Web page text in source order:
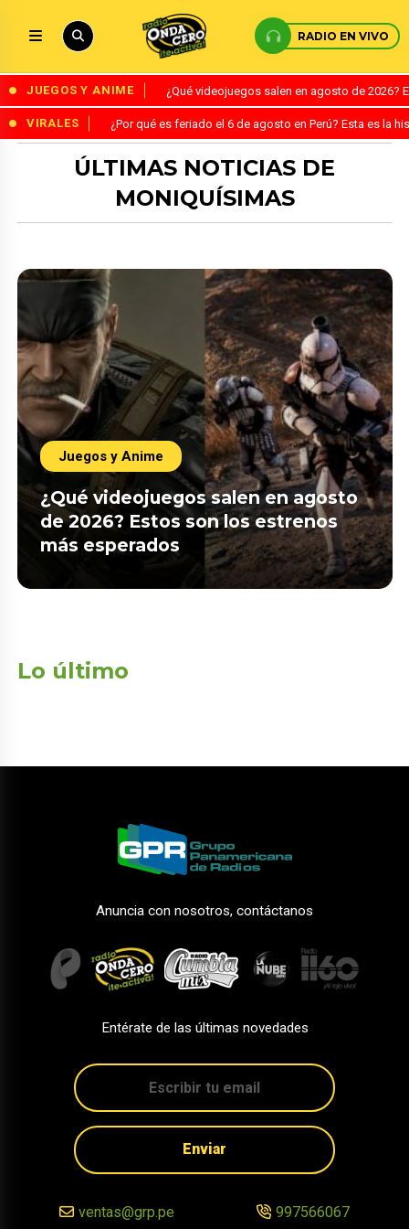
RADIO EN VIVO
JUEGOS Y ANIME ¿Qué videojuegos salen en agosto de
VIRALES ¿Por qué es feriado el 6 de agosto en Perú? Esta es la
ÚLTIMAS NOTICIAS DE
MONIQUÍSIMAS
Juegos y Anime
¿Qué videojuegos salen en agosto
de 2026? Estos son los estrenos
más esperados
Lo último
Anuncia con nosotros, contáctanos
Entérate de las últimas novedades
Enviar
ventas@grp.pe 997566067